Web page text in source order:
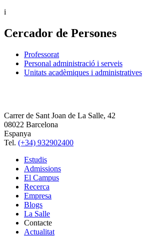
i
Cercador de Persones
Professorat
Personal administració i serveis
Unitats acadèmiques i administratives
Carrer de Sant Joan de La Salle, 42
08022 Barcelona
Espanya
Tel. (+34) 932902400
Estudis
Admissions
El Campus
Recerca
Empresa
Blogs
La Salle
Contacte
Actualitat